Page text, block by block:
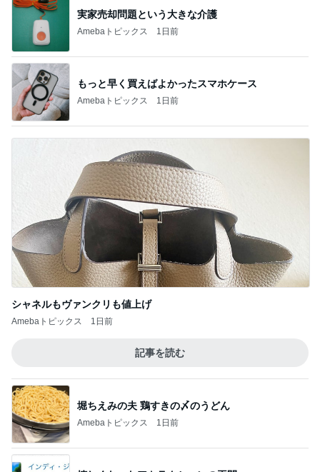
実家売却問題という大きな介護
Amebaトピックス 1日前
もっと早く買えばよかったスマホケース
Amebaトピックス 1日前
シャネルもヴァンクリも値上げ
Amebaトピックス 1日前
記事を読む
堀ちえみの夫 鶏すきの〆のうどん
Amebaトピックス 1日前